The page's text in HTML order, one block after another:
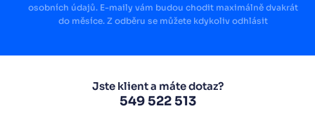
osobních údajů. E-maily vám budou chodit maximálně dvakrát
do měsíce. Z odběru se můžete kdykoliv odhlásit
Jste klient a máte dotaz?
549 522 513